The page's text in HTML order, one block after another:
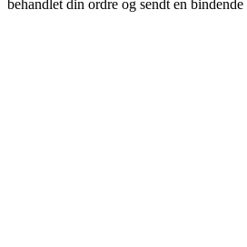
behandlet din ordre og sendt en bindende